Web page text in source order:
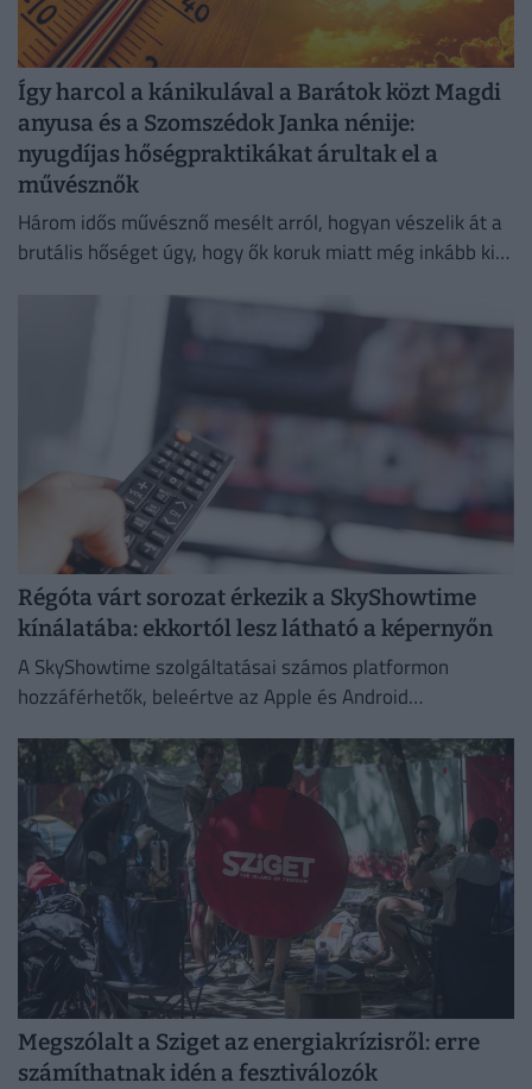
Így harcol a kánikulával a Barátok közt Magdi
anyusa és a Szomszédok Janka nénije:
nyugdíjas hőségpraktikákat árultak el a
művésznők
Három idős művésznő mesélt arról, hogyan vészelik át a
brutális hőséget úgy, hogy ők koruk miatt még inkább ki
Régóta várt sorozat érkezik a SkyShowtime
kínálatába: ekkortól lesz látható a képernyőn
A SkyShowtime szolgáltatásai számos platformon
hozzáférhetők, beleértve az Apple és Android
Megszólalt a Sziget az energiakrízisről: erre
számíthatnak idén a fesztiválozók